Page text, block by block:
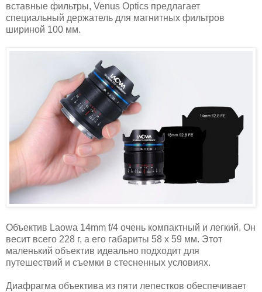
вставные фильтры, Venus Optics предлагает
специальный держатель для магнитных фильтров
шириной 100 мм.
Объектив Laowa 14mm f/4 очень компактный и легкий. Он
весит всего 228 г, а его габариты 58 x 59 мм. Этот
маленький объектив идеально подходит для
путешествий и съемки в стесненных условиях.
Диафрагма объектива из пяти лепестков обеспечивает